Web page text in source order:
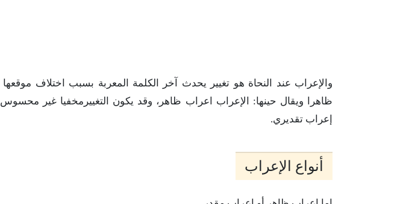
والإعراب عند النحاة هو تغيير يحدث آخر الكلمة المعربة بسبب اختلاف موقعها
ظاهرا
ويقال حينها: الإعراب اعراب ظاهر، وقد يكون التغيير مخفيا غير محسوس
إعراب تقديري.
أنواع الإعراب